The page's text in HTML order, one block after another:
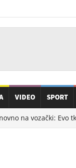
VIDEO SPORT
na vozački: Evo